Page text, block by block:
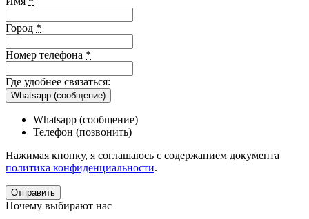
Город *
Номер телефона *
Где удобнее связаться:
Whatsapp (сообщение)
Whatsapp (сообщение)
Телефон (позвонить)
Нажимая кнопку, я соглашаюсь с содержанием документа
политика конфиденциальности.
Почему выбирают нас